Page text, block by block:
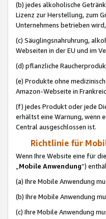
(b) jedes alkoholische
Lizenz zur Herstellung, zum
Unternehmens betrieben wird,
(c) Säuglingsnahruhrung,
Webseiten in der EU und im
(d) pflanzliche
(e) Produkte ohne
Amazon-Webseite in
(f) jedes Produkt oder jede
erhältst eine Warnung, wenn
Central ausgeschlossen ist.
Richtlinie für
Wenn Ihre Website eine für
„Mobile Anwendung“)
(a) Ihre Mobile Anwendung
(b) Ihre Mobile Anwendung
(c) Ihre Mobile Anwendung